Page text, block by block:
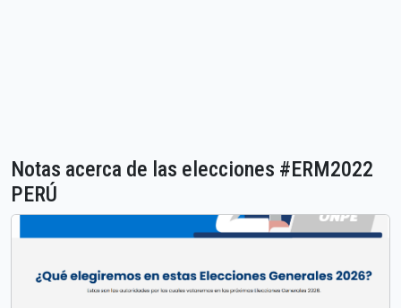
Notas acerca de las elecciones #ERM2022
PERÚ